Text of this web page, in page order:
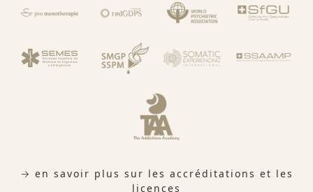
→ en savoir plus sur les accréditations et les
licences